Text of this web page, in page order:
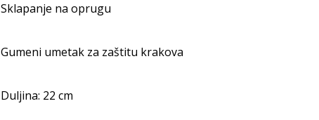
Sklapanje na oprugu
Gumeni umetak za zaštitu krakova
Duljina: 22 cm